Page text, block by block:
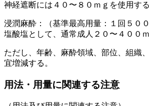
神経遮断には４０〜８０ｍｇを使用する
浸潤麻酔：（基準最高用量：１回５０
塩酸塩として、通常成人２０〜４００
ただし、年齢、麻酔領域、部位、組織
宜増減する。
用法・用量に関連する注意